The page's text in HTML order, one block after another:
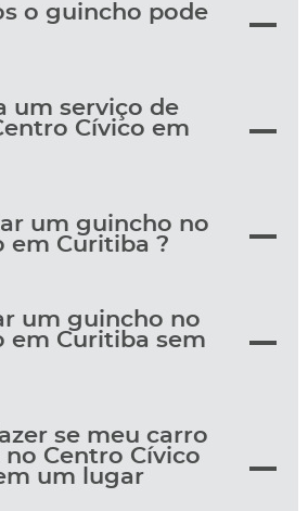
o guincho pode
um serviço de
Cívico em
um guincho no
em Curitiba ?
um guincho no
em Curitiba sem
se meu carro
Centro Cívico
um lugar